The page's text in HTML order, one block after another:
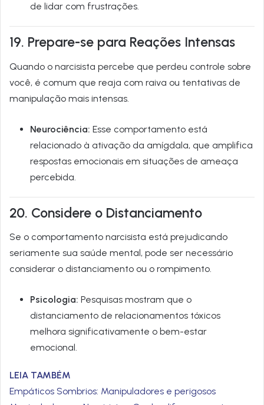
de lidar com frustrações.
19. Prepare-se para Reações Intensas
Quando o narcisista percebe que perdeu controle sobre
você, é comum que reaja com raiva ou tentativas de
manipulação mais intensas.
Neurociência: Esse comportamento está
relacionado à ativação da amígdala, que amplifica
respostas emocionais em situações de ameaça
percebida.
20. Considere o Distanciamento
Se o comportamento narcisista está prejudicando
seriamente sua saúde mental, pode ser necessário
considerar o distanciamento ou o rompimento.
Psicologia: Pesquisas mostram que o
distanciamento de relacionamentos tóxicos
melhora significativamente o bem-estar
emocional.
LEIA TAMBÉM
Empáticos Sombrios: Manipuladores e perigosos